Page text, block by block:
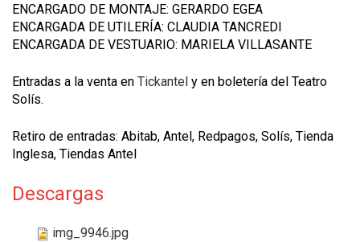
ENCARGADO DE MONTAJE: GERARDO EGEA
ENCARGADA DE UTILERÍA: CLAUDIA TANCREDI
ENCARGADA DE VESTUARIO: MARIELA VILLASANTE
Entradas a la venta en Tickantel y en boletería del Teatro
Solís.
Retiro de entradas: Abitab, Antel, Redpagos, Solís, Tienda
Inglesa, Tiendas Antel
Descargas
img_9946.jpg